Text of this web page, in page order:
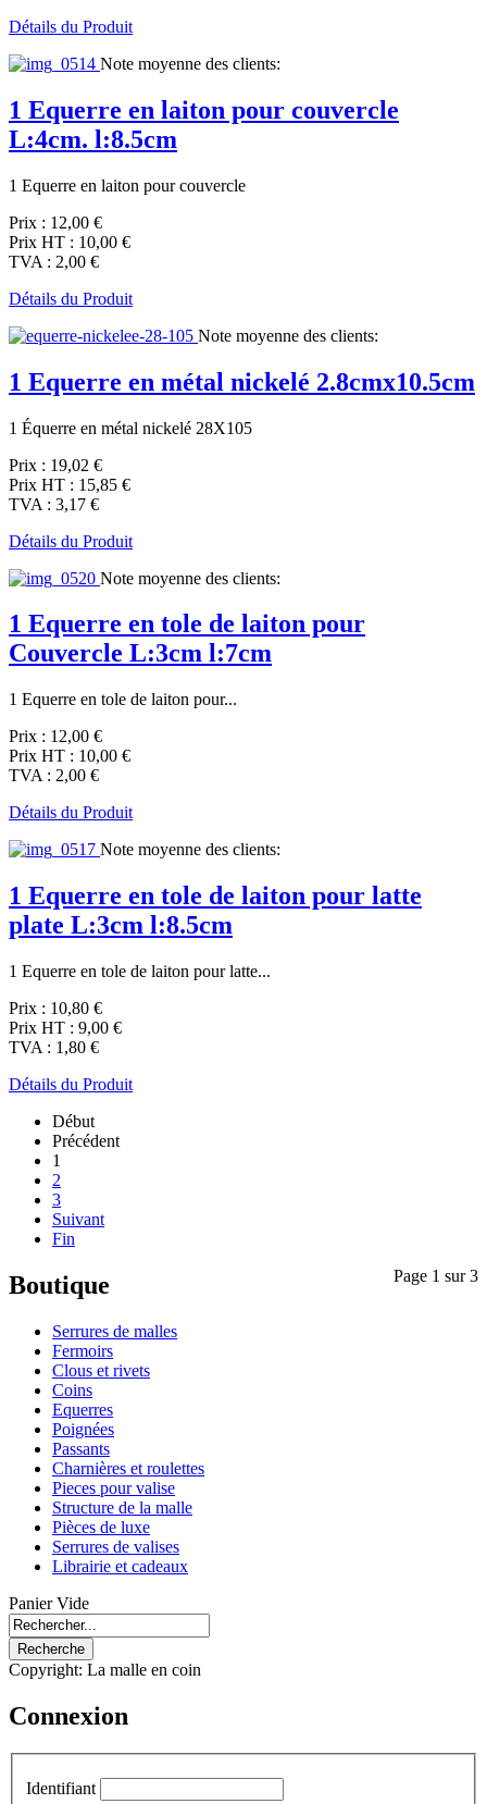
Détails du Produit
Note moyenne des clients:
1 Equerre en laiton pour couvercle
L:4cm. l:8.5cm
1 Equerre en laiton pour couvercle
Prix : 12,00 €
Prix HT : 10,00 €
TVA : 2,00 €
Détails du Produit
Note moyenne des clients:
1 Equerre en métal nickelé 2.8cmx10.5cm
1 Équerre en métal nickelé 28X105
Prix : 19,02 €
Prix HT : 15,85 €
TVA : 3,17 €
Détails du Produit
Note moyenne des clients:
1 Equerre en tole de laiton pour
Couvercle L:3cm l:7cm
1 Equerre en tole de laiton pour...
Prix : 12,00 €
Prix HT : 10,00 €
TVA : 2,00 €
Détails du Produit
Note moyenne des clients:
1 Equerre en tole de laiton pour latte
plate L:3cm l:8.5cm
1 Equerre en tole de laiton pour latte...
Prix : 10,80 €
Prix HT : 9,00 €
TVA : 1,80 €
Détails du Produit
Début
Précédent
1
2
3
Suivant
Fin
Page 1 sur 3
Boutique
Serrures de malles
Fermoirs
Clous et rivets
Coins
Equerres
Poignées
Passants
Charnières et roulettes
Pieces pour valise
Structure de la malle
Pièces de luxe
Serrures de valises
Librairie et cadeaux
Panier Vide
Copyright: La malle en coin
Connexion
Identifiant